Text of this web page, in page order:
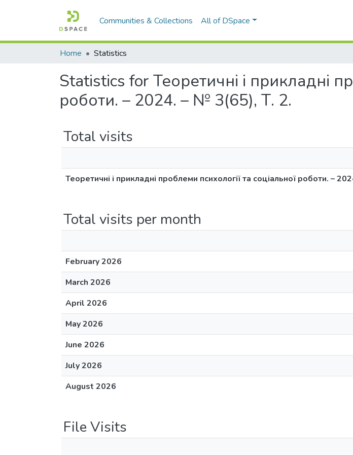
Communities & Collections All of DSpace
Home Statistics
Statistics for Теоретичні і прикладні
роботи. – 2024. – № 3(65), Т. 2.
Total visits
Теоретичні і прикладні проблеми психології та соціальної роботи. –
Total visits per month
February 2026
March 2026
April 2026
May 2026
June 2026
July 2026
August 2026
File Visits